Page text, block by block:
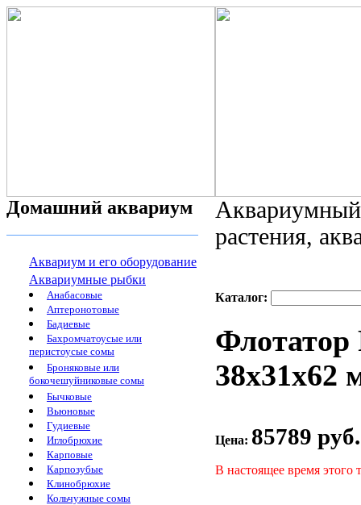
Домашний аквариум
Аквариум и его оборудование
Аквариумные рыбки
Анабасовые
Аптеронотовые
Бадиевые
Бахромчатоусые или
перистоусые сомы
Броняковые или
бокочешуйниковые сомы
Бычковые
Вьюновые
Гудиевые
Иглобрюхие
Карповые
Карпозубые
Клинобрюхие
Кольчужные сомы
растения,
Каталог:
Флотатор
38х31х62
Цена: 85789 руб.
В настоящее время этого